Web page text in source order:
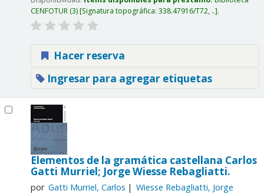
CENFOTUR(3) Signatura topográfica: 338.47916/T72, .. .
Hacer reserva
Ingresar para agregar etiquetas
Elementos de la gramática castellana Carlos
Gatti Murriel; Jorge Wiesse Rebagliatti.
por Gatti Murriel, Carlos Wiesse Rebagliatti, Jorge